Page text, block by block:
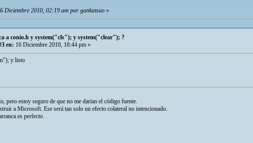
Diciembre 2010, 02:19 am por gankutsuo»
a conio.h y system("cls"); y system("clear"); ?
en: 16 Diciembre 2010, 18:44 pm »
y listo
pero estoy seguro de que no me darían el código fuente.
a Microsoft. Ese será tan solo un efecto colateral no intencionado.
es perfecto.